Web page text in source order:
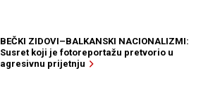
BEČKI ZIDOVI–BALKANSKI NACIONALIZMI:
Susret koji je fotoreportažu pretvorio u
agresivnu prijetnju